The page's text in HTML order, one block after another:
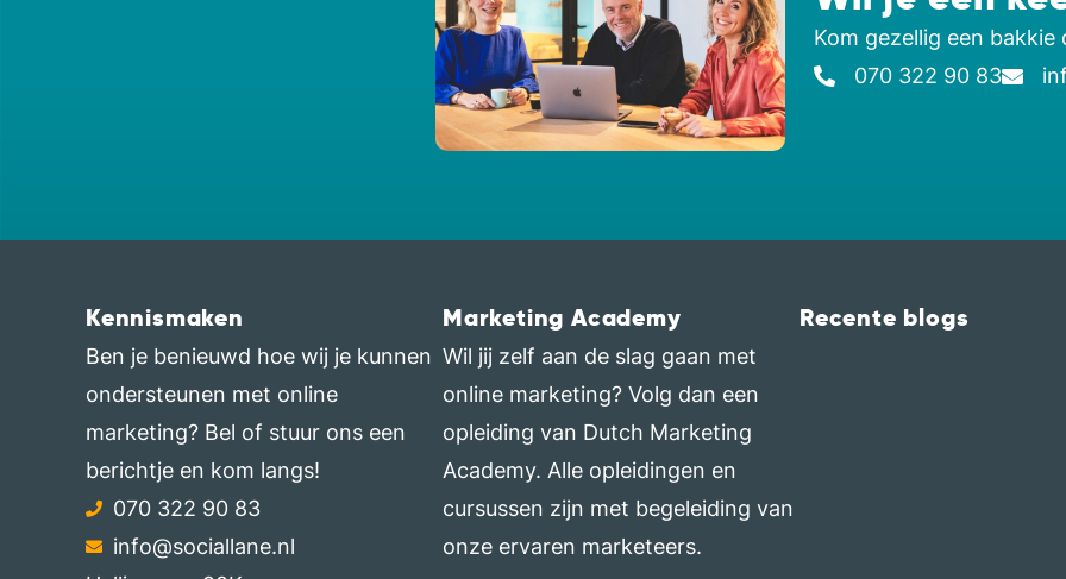
Kom gezellig een bakkie
070 322 90 83
Kennismaken
Ben je benieuwd hoe wij je kunnen
ondersteunen met online
marketing? Bel of stuur ons een
berichtje en kom langs!
070 322 90 83
info@sociallane.nl
Marketing Academy
Wil jij zelf aan de slag gaan met
online marketing? Volg dan een
opleiding van Dutch Marketing
Academy. Alle opleidingen en
cursussen zijn met begeleiding van
onze ervaren marketeers.
Recente blogs